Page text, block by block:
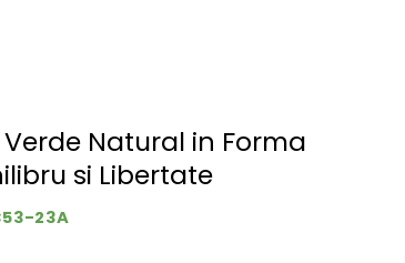
Natural in Forma
si Libertate
23A